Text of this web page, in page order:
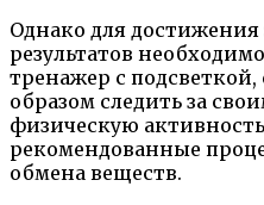
Однако для
результатов
тренажер с
образом следить за
физическую
рекомендованные
обмена веществ.